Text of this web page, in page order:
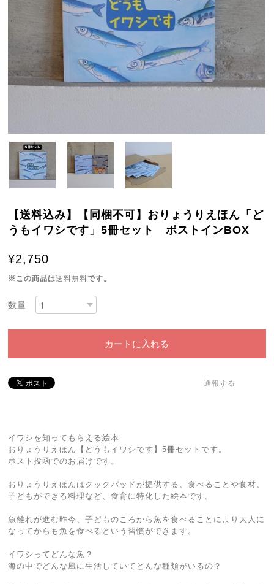
【送料込み】【同梱不可】おりょうりえほん「ど
うもイワシです」5冊セット ポストインBOX
¥2,750
※この商品は送料無料です。
数量
カートに入れる
通報する
イワシを知ってもらえる絵本
おりょうりえほん【どうもイワシです】5冊セットです。
ポスト投函でのお届けです。
おりょうりえほんはクックパッドが提供する、食べることや食材、
子どもができる料理など、食育に特化した絵本です。
魚離れが進む昨今、子どものころから魚を食べることにより大人に
なってからも魚を食べるという習慣ができます。
イワシってどんな魚？
海の中でどんな風に生活していてどんな種類がいるの？